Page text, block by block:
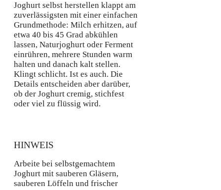
Joghurt selbst herstellen klappt am
zuverlässigsten mit einer einfachen
Grundmethode: Milch erhitzen, auf
etwa 40 bis 45 Grad abkühlen
lassen, Naturjoghurt oder Ferment
einrühren, mehrere Stunden warm
halten und danach kalt stellen.
Klingt schlicht. Ist es auch. Die
Details entscheiden aber darüber,
ob der Joghurt cremig, stichfest
oder viel zu flüssig wird.
HINWEIS
Arbeite bei selbstgemachtem
Joghurt mit sauberen Gläsern,
sauberen Löffeln und frischer